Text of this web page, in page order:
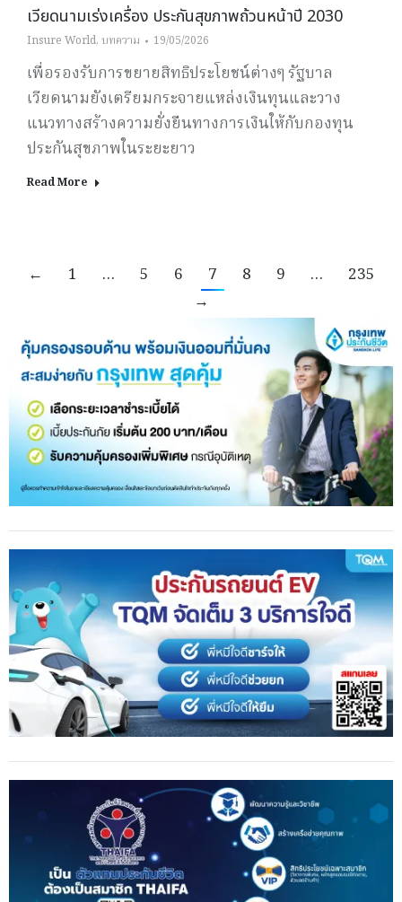
เวียดนามเร่งเครื่อง ประกันสุขภาพถ้วนหน้าปี 2030
Insure World, บทความ 19/05/2026
เพื่อรองรับการขยายสิทธิประโยชน์ต่างๆ รัฐบาล
เวียดนามยังเตรียมกระจายแหล่งเงินทุนและวาง
แนวทางสร้างความยั่งยืนทางการเงินให้กับกองทุน
ประกันสุขภาพในระยะยาว
Read More
← 1 … 5 6 7 8 9 …
235
→